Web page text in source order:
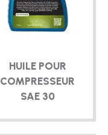
HUILE POUR
COMPRESSEUR
SAE 30